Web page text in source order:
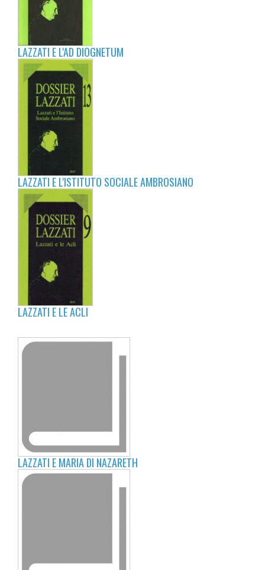
LAZZATI E L'AD DIOGNETUM
LAZZATI E L'ISTITUTO SOCIALE AMBROSIANO
LAZZATI E LE ACLI
LAZZATI E MARIA DI NAZARETH